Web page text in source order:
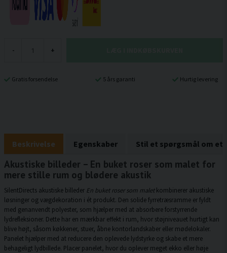
- +
Gratis forsendelse 5 års garanti Hurtig levering
Beskrivelse Egenskaber Stil et spørgsmål om et
Akustiske billeder – En buket roser som malet for
mere stille rum og blødere akustik
SilentDirects akustiske billeder En buket roser som maletkombinerer akustiske
løsninger og vægdekoration i ét produkt. Den solide fyrretræsramme er fyldt
med genanvendt polyester, som hjælper med at absorbere forstyrrende
lydrefleksioner. Dette har en mærkbar effekt i rum, hvor støjniveauet hurtigt kan
blive højt, såsom køkkener, stuer, åbne kontorlandskaber eller mødelokaler.
Panelet hjælper med at reducere den oplevede lydstyrke og skabe et mere
behageligt lydbillede. Placer panelet, hvor du oplever meget ekko eller høje